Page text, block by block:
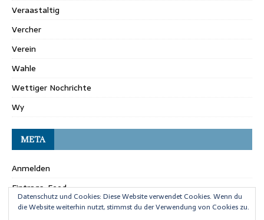
Veraastaltig
Vercher
Verein
Wahle
Wettiger Nochrichte
Wy
META
Anmelden
Eintrags-Feed
Kommentar-Feed
Datenschutz und Cookies: Diese Website verwendet Cookies. Wenn du
die Website weiterhin nutzt, stimmst du der Verwendung von Cookies zu.